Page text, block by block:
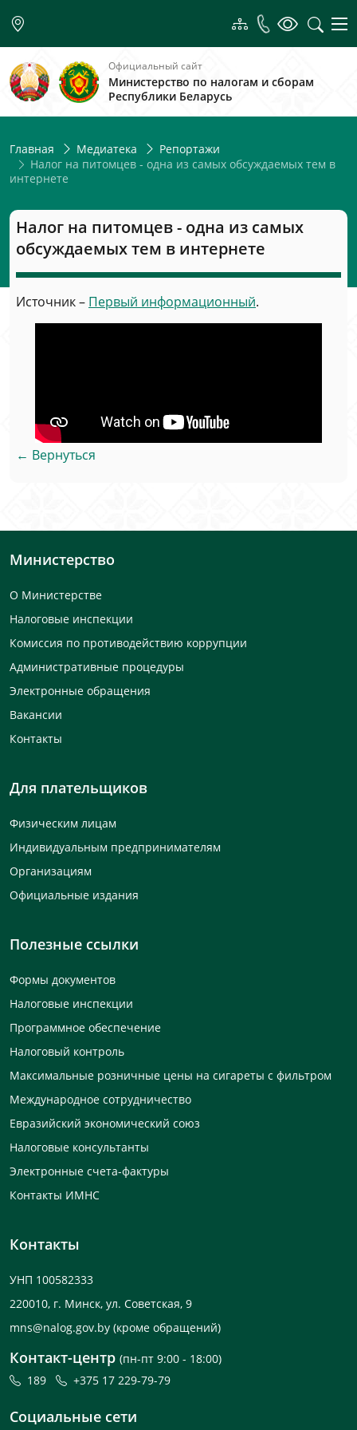
Официальный сайт
Министерство по налогам и сборам
Республики Беларусь
Главная Медиатека
Репортажи
Налог на питомцев - одна из самых обсуждаемых тем в
интернете
Налог на питомцев - одна из самых
обсуждаемых тем в интернете
Источник – Первый информационный.
← Вернуться
Министерство
О Министерстве
Налоговые инспекции
Комиссия по противодействию коррупции
Административные процедуры
Электронные обращения
Вакансии
Контакты
Для плательщиков
Физическим лицам
Индивидуальным предпринимателям
Организациям
Официальные издания
Полезные ссылки
Формы документов
Налоговые инспекции
Программное обеспечение
Налоговый контроль
Максимальные розничные цены на сигареты с фильтром
Международное сотрудничество
Евразийский экономический союз
Налоговые консультанты
Электронные счета-фактуры
Контакты ИМНС
Контакты
УНП 100582333
220010, г. Минск, ул. Советская, 9
mns@nalog.gov.by (кроме обращений)
Контакт-центр (пн-пт 9:00 - 18:00)
189
+375 17 229-79-79
Социальные сети